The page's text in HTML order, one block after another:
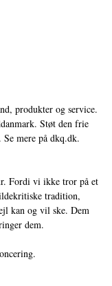
produkter og service.
Støt den frie
mere på dkq.dk.
Fordi vi ikke tror på et
tradition,
kan og vil ske. Dem
dem.